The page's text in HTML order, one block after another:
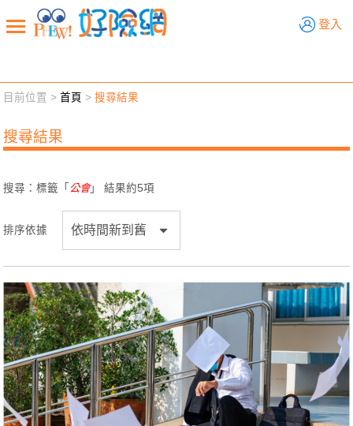
登入
新聞觀點 業務交流
退休先準備 好險學堂 輔銷工具 活動專區
目前位置 >首頁 >搜尋結果
搜尋結果
搜尋：標籤「 公會」 結果約5項
排序依據